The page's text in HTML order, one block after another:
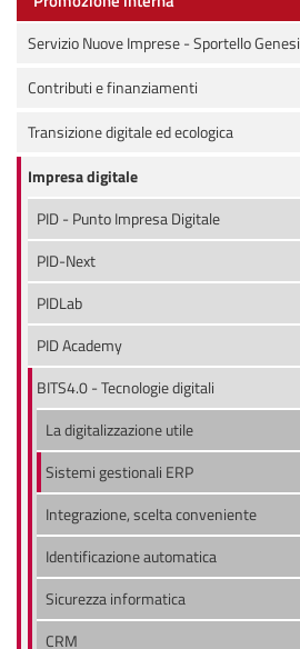
Servizio Nuove Imprese - Sportello Genesi
Contributi e finanziamenti
Transizione digitale ed ecologica
Impresa digitale
PID - Punto Impresa Digitale
PID-Next
PIDLab
PID Academy
BITS4.0 - Tecnologie digitali
La digitalizzazione utile
Sistemi gestionali ERP
Integrazione, scelta conveniente
Identificazione automatica
Sicurezza informatica
CRM